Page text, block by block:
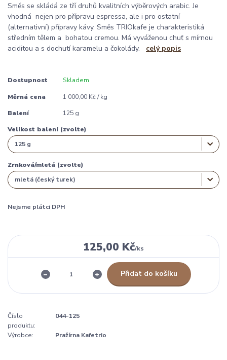
Směs se skládá ze tří druhů kvalitních výběrových arabic. Je
vhodná nejen pro přípravu espressa, ale i pro ostatní
(alternativní) přípravy kávy. Směs TRIOkafe je charakteristiká
středním tělem a bohatou cremou. Má vyváženou chuť s mírnou
aciditou a s dochutí karamelu a čokolády. celý popis
Dostupnost Skladem
Měrná cena 1 000,00 Kč / kg
Balení 125 g
Velikost balení (zvolte)
Zrnková/mletá (zvolte)
Nejsme plátci DPH
125,00 Kč/ks
Přidat do košíku
Číslo
produktu:
044-125
Výrobce: Pražírna Kafetrio